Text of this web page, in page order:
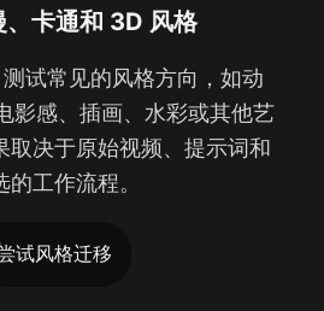
、卡通和 3D 风格
试常见的风格方向，如动
影感、插画、水彩或其他艺
取决于原始视频、提示词和
的工作流程。
试风格迁移